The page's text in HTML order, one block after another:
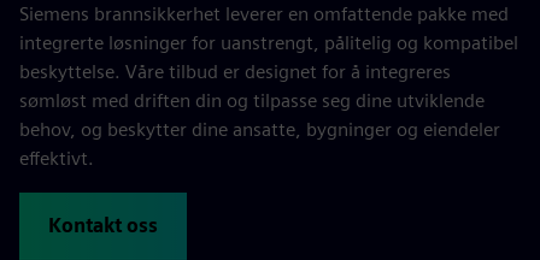
Siemens brannsikkerhet leverer en omfattende pakke med
integrerte løsninger for uanstrengt, pålitelig og kompatibel
beskyttelse. Våre tilbud er designet for å integreres
sømløst med driften din og tilpasse seg dine utviklende
behov, og beskytter dine ansatte, bygninger og eiendeler
effektivt.
Kontakt oss